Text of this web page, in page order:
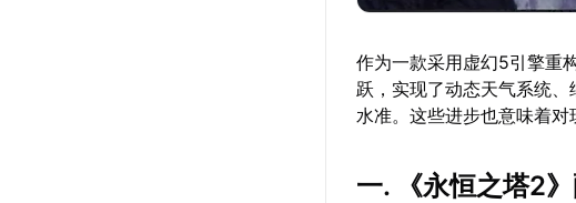
作为一款采用虚幻5引擎重
跃，实现了动态天气系统
水准。这些进步也意味着对
一. 《永恒之塔2